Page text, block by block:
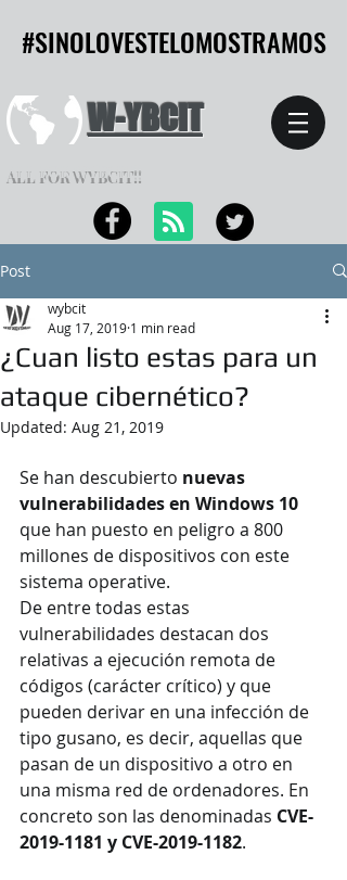
#SINOLOVESTELOMOSTRAMOS
#SINOLOVESTELOMOSTRAMOS
ALL FOR WYBCIT!!
W-YBCIT
Post
¿Cuan listo estas para un
ataque cibernético?
wybcit
Aug 17, 2019 1 min read
Updated: Aug 21, 2019
Se han descubierto nuevas
vulnerabilidades en Windows 10
que han puesto en peligro a 800
millones de dispositivos con este
sistema operative.
De entre todas estas
vulnerabilidades destacan dos
relativas a ejecución remota de
códigos (carácter crítico) y que
pueden derivar en una infección de
tipo gusano, es decir, aquellas que
pasan de un dispositivo a otro en
una misma red de ordenadores. En
concreto son las denominadas CVE-
2019-1181 y CVE-2019-1182.